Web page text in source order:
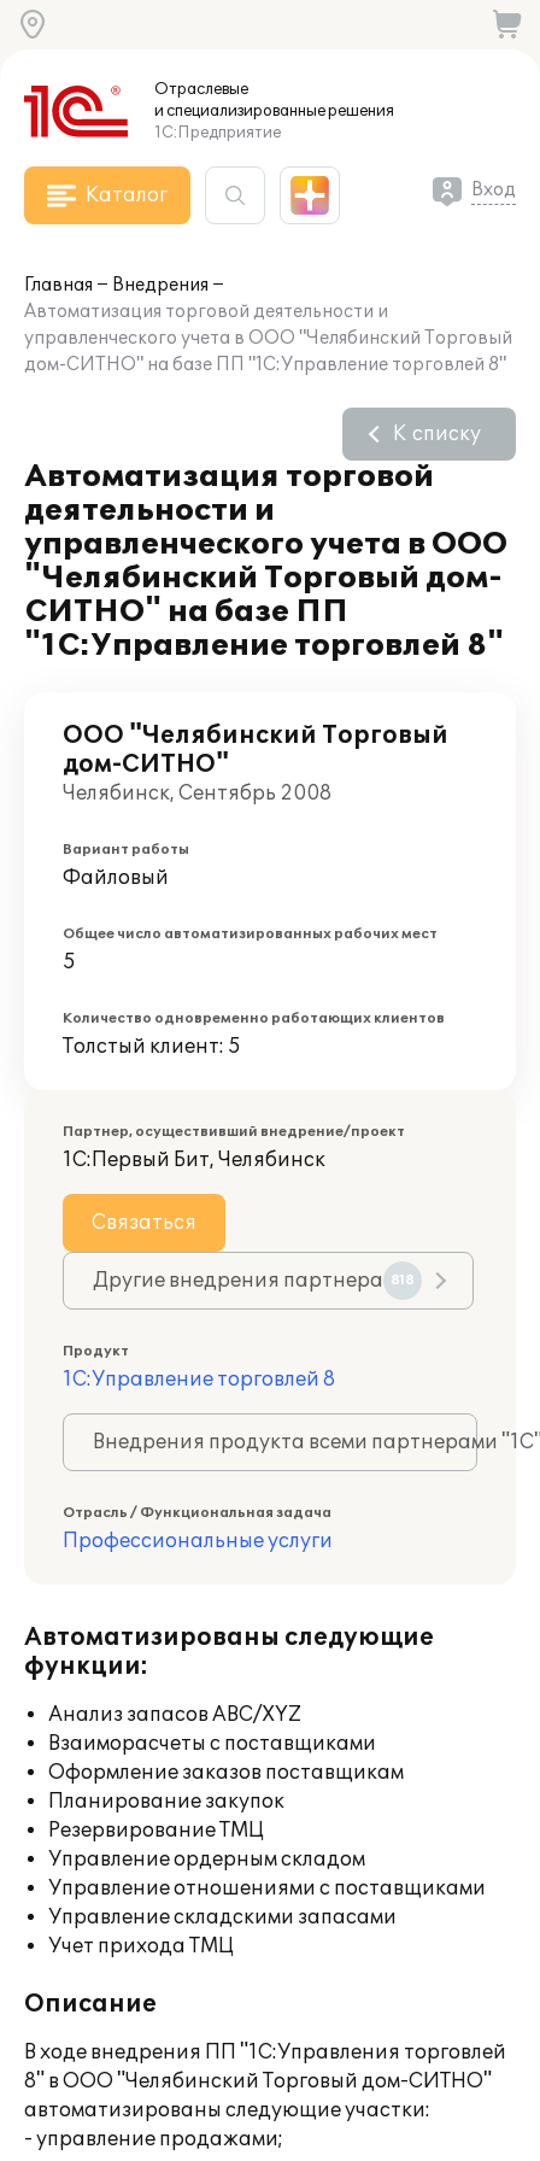
Отраслевые
и специализированныерешения
1С:Предприятие
Каталог Вход
Главная
Внедрения
Автоматизация торговой деятельности и
управленческого учета в ООО "Челябинский Торговый
дом-СИТНО" на базе ПП "1С:Управление торговлей 8"
Автоматизация торговой
деятельности и
управленческого учета в ООО
"Челябинский Торговый дом-
СИТНО" на базе ПП
"1С:Управление торговлей 8"
К списку
ООО "Челябинский Торговый
дом-СИТНО"
Челябинск, Сентябрь 2008
Вариант работы
Файловый
Общее число автоматизированных рабочих мест
5
Количество одновременно работающих клиентов
Толстый клиент: 5
Партнер, осуществивший внедрение/проект
1С:Первый Бит, Челябинск
Связаться
Другие внедрения партнера 818
Продукт
1С:Управление торговлей 8
Внедрения продукта всеми партнерами
Отрасль / Функциональная задача
Профессиональные услуги
Автоматизированы следующие
функции:
Анализ запасов ABC/XYZ
Взаиморасчеты с поставщиками
Оформление заказов поставщикам
Планирование закупок
Резервирование ТМЦ
Управление ордерным складом
Управление отношениями с поставщиками
Управление складскими запасами
Учет прихода ТМЦ
Описание
В ходе внедрения ПП "1С:Управления торговлей
8" в ООО "Челябинский Торговый дом-СИТНО"
автоматизированы следующие участки:
- управление продажами;